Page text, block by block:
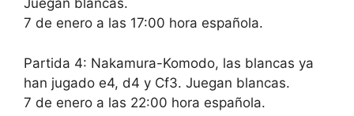
Juegan blancas.
7 de enero a las 17:00 hora española.
Partida 4: Nakamura-Komodo, las blancas ya
han jugado e4, d4 y Cf3. Juegan blancas.
7 de enero a las 22:00 hora española.